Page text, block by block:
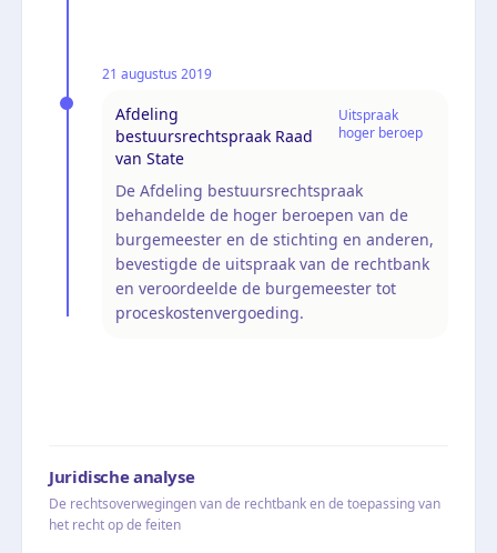
21 augustus 2019
Afdeling
bestuursrechtspraak Raad
van State
Uitspraak
hoger beroep
De Afdeling bestuursrechtspraak
behandelde de hoger beroepen van de
burgemeester en de stichting en anderen,
bevestigde de uitspraak van de rechtbank
en veroordeelde de burgemeester tot
proceskostenvergoeding.
Juridische analyse
De rechtsoverwegingen van de rechtbank en de toepassing van
het recht op de feiten